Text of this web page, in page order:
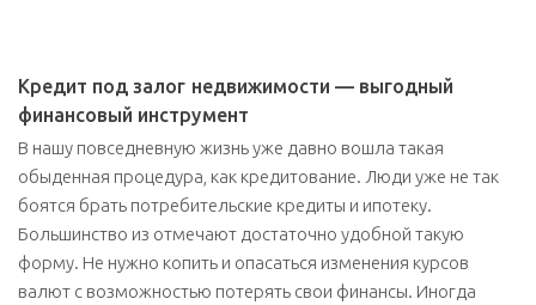
Кредит под залог недвижимости — выгодный
финансовый инструмент
В нашу повседневную жизнь уже давно вошла такая
обыденная процедура, как кредитование. Люди уже не так
боятся брать потребительские кредиты и ипотеку.
Большинство из отмечают достаточно удобной такую
форму. Не нужно копить и опасаться изменения курсов
валют с возможностью потерять свои финансы. Иногда